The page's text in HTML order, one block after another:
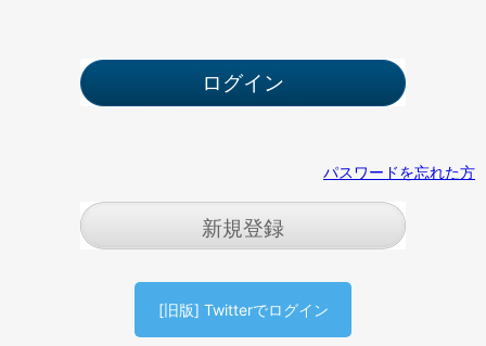
パスワードを忘れた方
新規登録
[旧版] Twitterでログイン